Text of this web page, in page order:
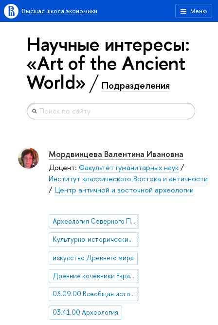
Меню
Высшая школа экономики
Научные интересы:
«Art of the Ancient
World» Подразделения
Мордвинцева Валентина Ивановна
Доцент: Факультет гуманитарных наук/
Институт классического Востока и античности
/Центр античной и восточной археологии
Археология Северного Причерноморья
Культурно-исторические процессы
искусство Древнего мира
Древние кочевники Евразии
03.09.00 Всеобщая история
03.41.00 Археология